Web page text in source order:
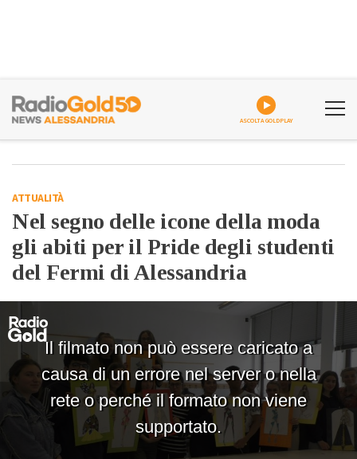
ASCOLTA GOLDPLAY
ATTUALITÀ
Nel segno delle icone della moda
gli abiti per il Pride degli studenti
del Fermi di Alessandria